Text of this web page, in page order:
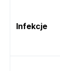
Infekcje